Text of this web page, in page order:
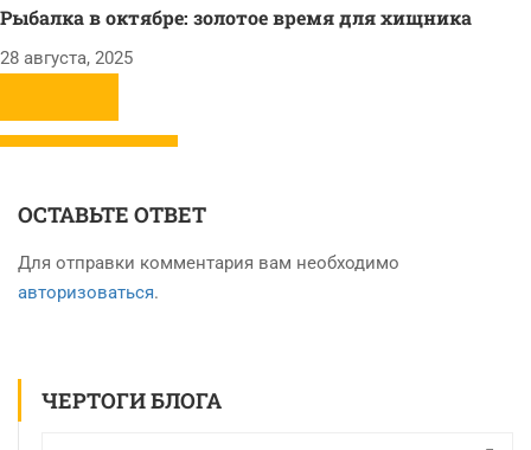
Рыбалка в октябре: золотое время для хищника
28 августа, 2025
ОСТАВЬТЕ ОТВЕТ
Для отправки комментария вам необходимо
авторизоваться.
ЧЕРТОГИ БЛОГА